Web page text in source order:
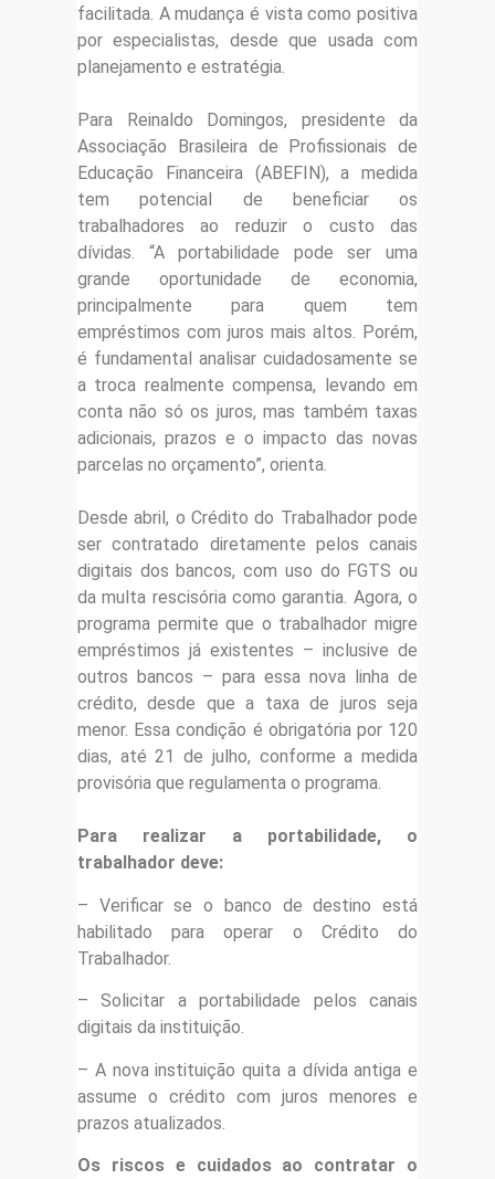
facilitada. A mudança é vista como positiva
por especialistas, desde que usada com
planejamento e estratégia.
Para Reinaldo Domingos, presidente da
Associação Brasileira de Profissionais de
Educação Financeira (ABEFIN), a medida
tem potencial de beneficiar os
trabalhadores ao reduzir o custo das
dívidas. “A portabilidade pode ser uma
grande oportunidade de economia,
principalmente para quem tem
empréstimos com juros mais altos. Porém,
é fundamental analisar cuidadosamente se
a troca realmente compensa, levando em
conta não só os juros, mas também taxas
adicionais, prazos e o impacto das novas
parcelas no orçamento”, orienta.
Desde abril, o Crédito do Trabalhador pode
ser contratado diretamente pelos canais
digitais dos bancos, com uso do FGTS ou
da multa rescisória como garantia. Agora, o
programa permite que o trabalhador migre
empréstimos já existentes – inclusive de
outros bancos – para essa nova linha de
crédito, desde que a taxa de juros seja
menor. Essa condição é obrigatória por 120
dias, até 21 de julho, conforme a medida
provisória que regulamenta o programa.
Para realizar a portabilidade, o
trabalhador deve:
– Verificar se o banco de destino está
habilitado para operar o Crédito do
Trabalhador.
– Solicitar a portabilidade pelos canais
digitais da instituição.
– A nova instituição quita a dívida antiga e
assume o crédito com juros menores e
prazos atualizados.
Os riscos e cuidados ao contratar o